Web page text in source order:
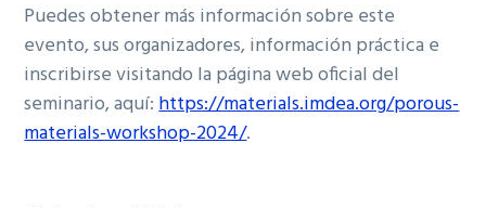
Puedes obtener más información sobre este
evento, sus organizadores, información práctica e
inscribirse visitando la página web oficial del
seminario, aquí:https://materials.imdea.org/porous-
materials-workshop-2024/.